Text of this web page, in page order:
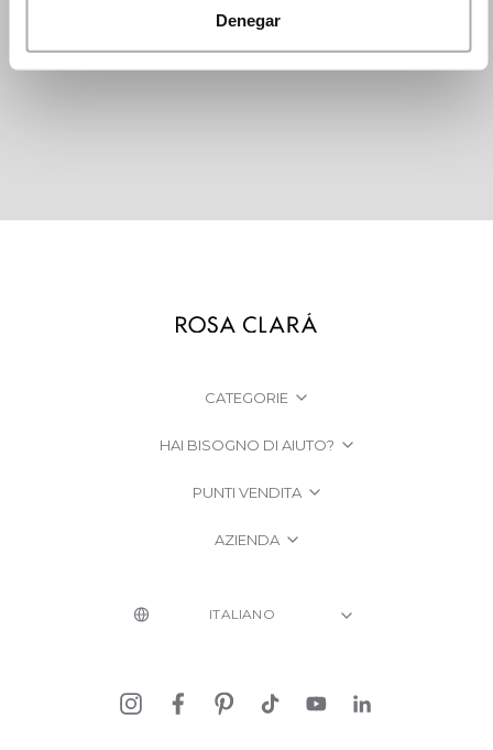
Denegar
CATEGORIE
HAI BISOGNO DI AIUTO?
PUNTI VENDITA
AZIENDA